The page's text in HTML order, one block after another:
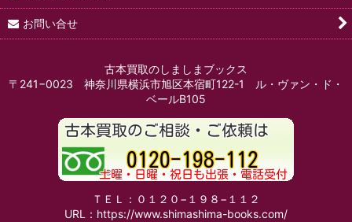
お問い合せ
古本買取のしましまブックス
〒241−0023 神奈川県横浜市旭区本宿町122-1 ル・ヴァン・ド・
ベールB105
ＴＥＬ：０１２０−１９８−１１２
URL：https://www.shimashima-books.com/